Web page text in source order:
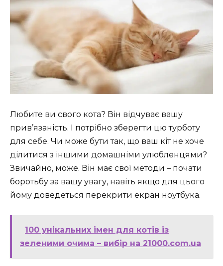
Любите ви свого кота? Він відчуває вашу
прив’язаність. І потрібно зберегти цю турботу
для себе. Чи може бути так, що ваш кіт не хоче
ділитися з іншими домашніми улюбленцями?
Звичайно, може. Він має свої методи – почати
боротьбу за вашу увагу, навіть якщо для цього
йому доведеться перекрити екран ноутбука.
100 унікальних імен для котів із
зеленими очима – вибір на 21000.com.ua